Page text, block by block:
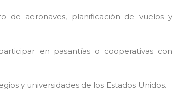
de aeronaves, planificación de vuelos y
en pasantías o cooperativas con
y universidades de los Estados Unidos.